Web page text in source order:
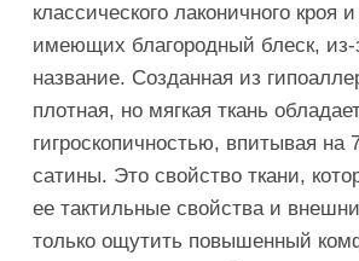
классического лаконичного кроя
имеющих благородный блеск, из-
название. Созданная из
плотная, но мягкая ткань
гигроскопичностью, впитывая
сатины. Это свойство ткани,
ее тактильные свойства и
только ощутить повышенный